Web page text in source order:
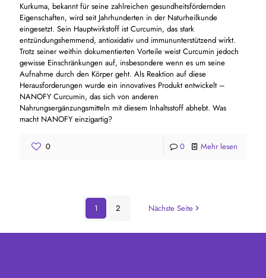
Kurkuma, bekannt für seine zahlreichen gesundheitsfördernden
Eigenschaften, wird seit Jahrhunderten in der Naturheilkunde
eingesetzt. Sein Hauptwirkstoff ist Curcumin, das stark
entzündungshemmend, antioxidativ und immununterstützend wirkt.
Trotz seiner weithin dokumentierten Vorteile weist Curcumin jedoch
gewisse Einschränkungen auf, insbesondere wenn es um seine
Aufnahme durch den Körper geht. Als Reaktion auf diese
Herausforderungen wurde ein innovatives Produkt entwickelt –
NANOFY Curcumin, das sich von anderen
Nahrungsergänzungsmitteln mit diesem Inhaltsstoff abhebt. Was
macht NANOFY einzigartig?
0 0 Mehr lesen
1 2 Nächste Seite